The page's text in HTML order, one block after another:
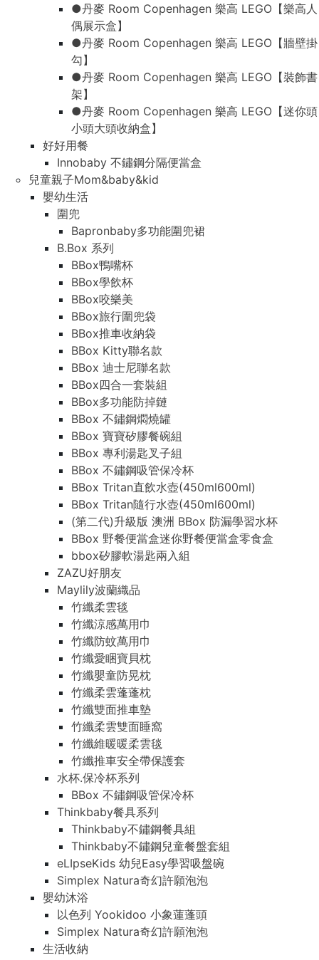
●丹麥 Room Copenhagen 樂高 LEGO【樂高人
偶展示盒】
●丹麥 Room Copenhagen 樂高 LEGO【牆壁掛
勾】
●丹麥 Room Copenhagen 樂高 LEGO【裝飾書
架】
●丹麥 Room Copenhagen 樂高 LEGO【迷你頭
小頭大頭收納盒】
好好用餐
Innobaby 不鏽鋼分隔便當盒
兒童親子Mom&baby&kid
嬰幼生活
圍兜
Bapronbaby多功能圍兜裙
B.Box 系列
BBox鴨嘴杯
BBox學飲杯
BBox咬樂美
BBox旅行圍兜袋
BBox推車收納袋
BBox Kitty聯名款
BBox 迪士尼聯名款
BBox四合一套裝組
BBox多功能防掉鏈
BBox 不鏽鋼燜燒罐
BBox 寶寶矽膠餐碗組
BBox 專利湯匙叉子組
BBox 不鏽鋼吸管保冷杯
BBox Tritan直飲水壺(450ml600ml)
BBox Tritan隨行水壺(450ml600ml)
(第二代)升級版 澳洲 BBox 防漏學習水杯
BBox 野餐便當盒迷你野餐便當盒零食盒
bbox矽膠軟湯匙兩入組
ZAZU好朋友
Maylily波蘭織品
竹纖柔雲毯
竹纖涼感萬用巾
竹纖防蚊萬用巾
竹纖愛睏寶貝枕
竹纖嬰童防晃枕
竹纖柔雲蓬蓬枕
竹纖雙面推車墊
竹纖柔雲雙面睡窩
竹纖維暖暖柔雲毯
竹纖推車安全帶保護套
水杯.保冷杯系列
BBox 不鏽鋼吸管保冷杯
Thinkbaby餐具系列
Thinkbaby不鏽鋼餐具組
Thinkbaby不鏽鋼兒童餐盤套組
eLIpseKids 幼兒Easy學習吸盤碗
Simplex Natura奇幻許願泡泡
嬰幼沐浴
以色列 Yookidoo 小象蓮蓬頭
Simplex Natura奇幻許願泡泡
生活收納
●丹麥 Room Copenhagen 樂高 LEGO【樂高人
偶展示盒】
●丹麥 Room Copenhagen 樂高 LEGO【牆壁掛
勾】
●丹麥 Room Copenhagen 樂高 LEGO【裝飾書
架】
●丹麥 Room Copenhagen 樂高 LEGO【迷你頭
小頭大頭收納盒】
好好用餐
Innobaby 不鏽鋼分隔便當盒
兒童親子Mom&baby&kid
嬰幼生活
圍兜
Bapronbaby多功能圍兜裙
B.Box 系列
BBox鴨嘴杯
BBox學飲杯
BBox咬樂美
BBox旅行圍兜袋
BBox推車收納袋
BBox Kitty聯名款
BBox 迪士尼聯名款
BBox四合一套裝組
BBox多功能防掉鏈
BBox 不鏽鋼燜燒罐
BBox 寶寶矽膠餐碗組
BBox 專利湯匙叉子組
BBox 不鏽鋼吸管保冷杯
BBox Tritan直飲水壺(450ml600ml)
BBox Tritan隨行水壺(450ml600ml)
(第二代)升級版 澳洲 BBox 防漏學習水杯
BBox 野餐便當盒迷你野餐便當盒零食盒
bbox矽膠軟湯匙兩入組
ZAZU好朋友
Maylily波蘭織品
竹纖柔雲毯
竹纖涼感萬用巾
竹纖防蚊萬用巾
竹纖愛睏寶貝枕
竹纖嬰童防晃枕
竹纖柔雲蓬蓬枕
竹纖雙面推車墊
竹纖柔雲雙面睡窩
竹纖維暖暖柔雲毯
竹纖推車安全帶保護套
水杯.保冷杯系列
BBox 不鏽鋼吸管保冷杯
Thinkbaby餐具系列
Thinkbaby不鏽鋼餐具組
Thinkbaby不鏽鋼兒童餐盤套組
eLIpseKids 幼兒Easy學習吸盤碗
Simplex Natura奇幻許願泡泡
嬰幼沐浴
以色列 Yookidoo 小象蓮蓬頭
Simplex Natura奇幻許願泡泡
生活收納